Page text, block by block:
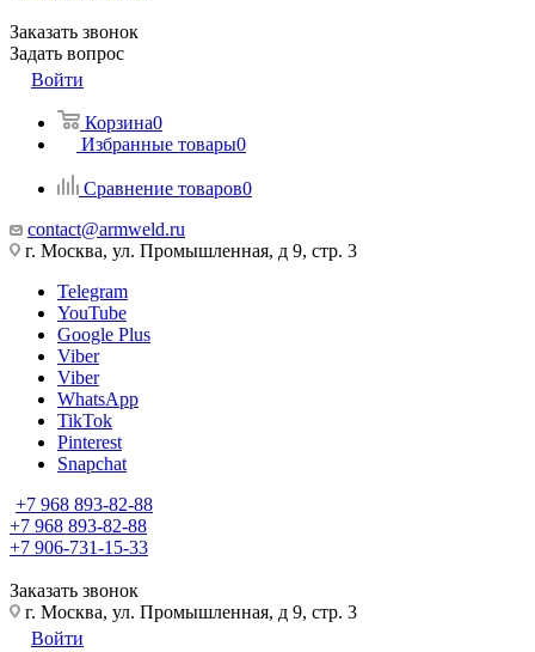
Заказать звонок
Задать вопрос
Войти
Корзина0
Избранные товары0
Сравнение товаров0
contact@armweld.ru
г. Москва, ул. Промышленная, д 9, стр. 3
Telegram
YouTube
Google Plus
Viber
Viber
WhatsApp
TikTok
Pinterest
Snapchat
+7 968 893-82-88
+7 968 893-82-88
+7 906-731-15-33
Заказать звонок
г. Москва, ул. Промышленная, д 9, стр. 3
Войти